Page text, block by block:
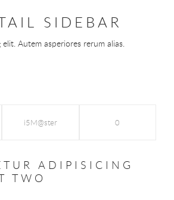
SIDEBAR
Autem asperiores rerum alias.
i5M@ster 0
ADIPISICING
TWO